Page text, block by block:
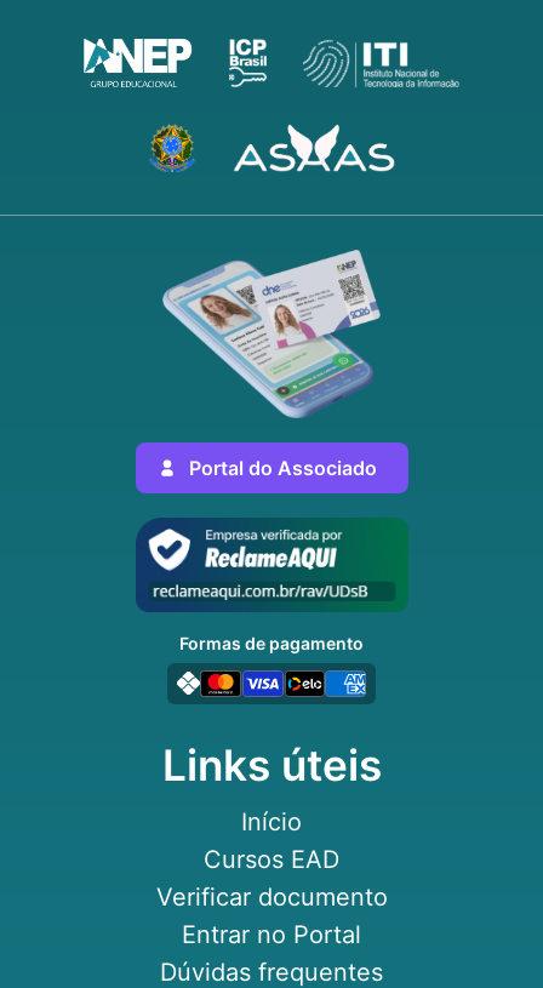
Links úteis
Início
Cursos EAD
Verificar documento
Entrar no Portal
Dúvidas frequentes
Portal do Associado
Formas de pagamento